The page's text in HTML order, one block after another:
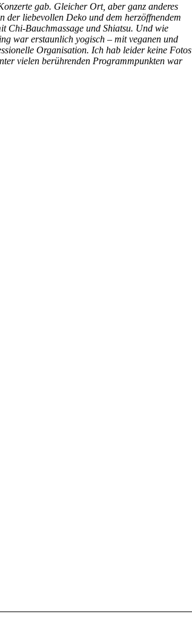
gab. Gleicher Ort, aber ganz anderes
der liebevollen Deko und dem herzöffnendem
Chi-Bauchmassage und Shiatsu. Und wie
war erstaunlich yogisch – mit veganen und
Organisation. Ich hab leider keine Fotos
vielen berührenden Programmpunkten war